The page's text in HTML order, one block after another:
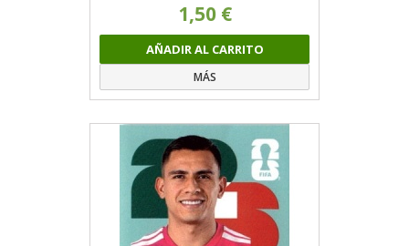
1,50 €
AÑADIR AL CARRITO
MÁS